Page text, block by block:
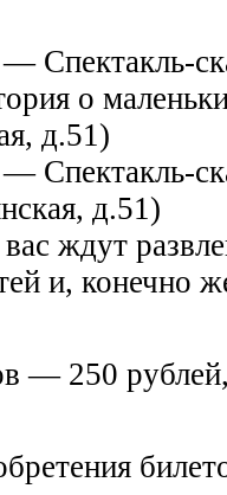
Спектакль-
о
д.51)
Спектакль-
д.51)
ждут
и, конечно
— 250